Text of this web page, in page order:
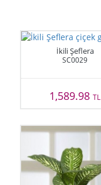
İkili Şeflera
SC0029
1,589.98TL